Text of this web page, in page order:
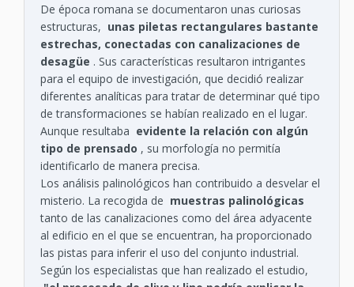
De época romana se documentaron unas curiosas
estructuras, unas piletas rectangulares bastante
estrechas, conectadas con canalizaciones de
desagüe . Sus características resultaron intrigantes
para el equipo de investigación, que decidió realizar
diferentes analíticas para tratar de determinar qué tipo
de transformaciones se habían realizado en el lugar.
Aunque resultaba evidente la relación con algún
tipo de prensado , su morfología no permitía
identificarlo de manera precisa.
Los análisis palinológicos han contribuido a desvelar el
misterio. La recogida de muestras palinológicas
tanto de las canalizaciones como del área adyacente
al edificio en el que se encuentran, ha proporcionado
las pistas para inferir el uso del conjunto industrial.
Según los especialistas que han realizado el estudio,